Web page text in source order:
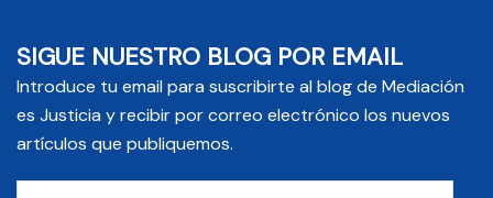
SIGUE NUESTRO BLOG POR EMAIL
Introduce tu email para suscribirte al blog de Mediación
es Justicia y recibir por correo electrónico los nuevos
artículos que publiquemos.